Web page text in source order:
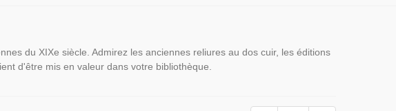
du XIXe siècle. Admirez les anciennes reliures au dos cuir, les éditions
d'être mis en valeur dans votre bibliothèque.